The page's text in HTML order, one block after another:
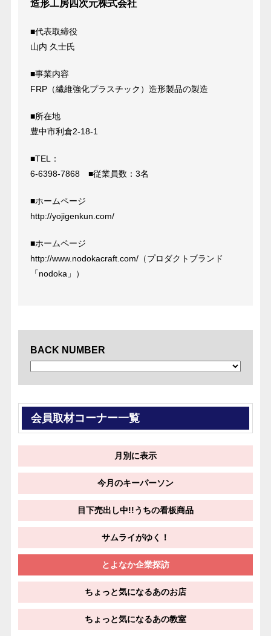
造形工房四次元株式会社
■代表取締役
山内 久士氏
■事業内容
FRP（繊維強化プラスチック）造形製品の製造
■所在地
豊中市利倉2-18-1
■TEL：
6-6398-7868 ■従業員数：3名
■ホームページ
http://yojigenkun.com/
■ホームページ
http://www.nodokacraft.com/（プロダクトブランド
「nodoka」）
BACK NUMBER
会員取材コーナー一覧
月別に表示
今月のキーパーソン
目下売出し中!!うちの看板商品
サムライがゆく！
とよなか企業探訪
ちょっと気になるあのお店
ちょっと気になるあの教室